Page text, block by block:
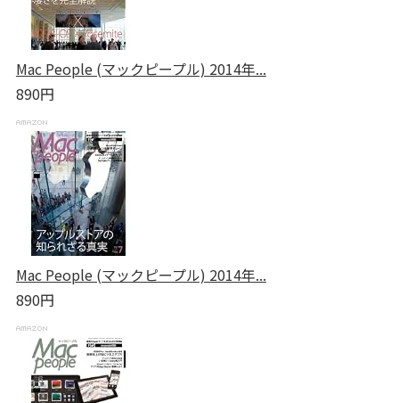
Mac People (マックピープル) 2014年...
890円
Mac People (マックピープル) 2014年...
890円